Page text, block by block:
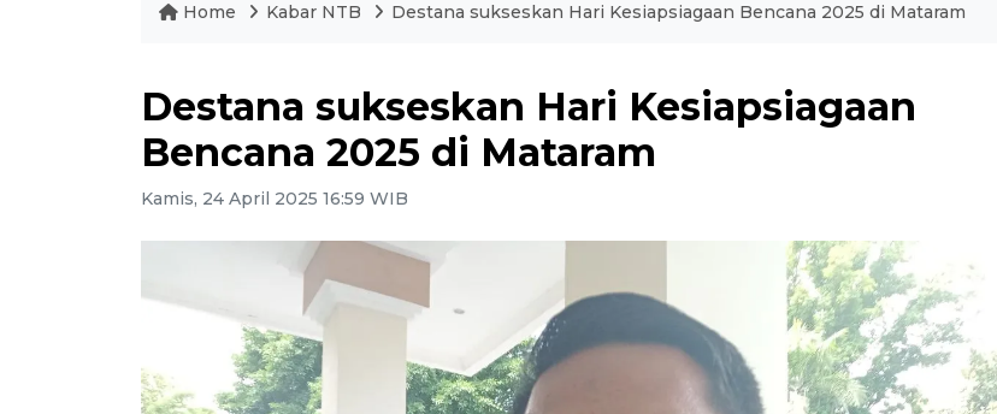
Home Kabar NTB Destana sukseskan Hari Kesiapsiagaan Bencana 2025 di Mataram
Destana sukseskan Hari Kesiapsiagaan
Bencana 2025 di Mataram
Kamis, 24 April 2025 16:59 WIB